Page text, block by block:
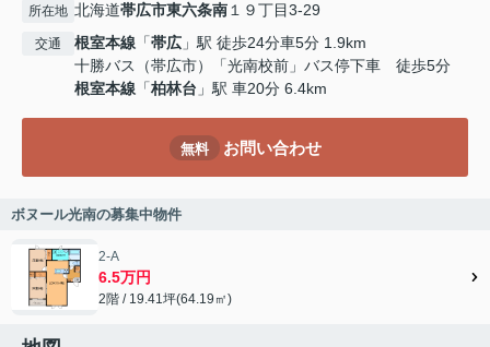
所在地 北海道帯広市東六条南１９丁目3-29
交通 根室本線 「帯広 」駅 徒歩24分車5分 1.9km
十勝バス（帯広市）「光南校前」バス停下車 徒歩5分
根室本線 「柏林台 」駅 車20分 6.4km
無料 お問い合わせ
ボヌール光南の募集中物件
2-A
6.5万円
2階 / 19.41坪(64.19㎡)